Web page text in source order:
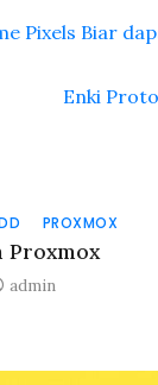
Pixels Biar
Enki
PROXMOX
Proxmox
admin